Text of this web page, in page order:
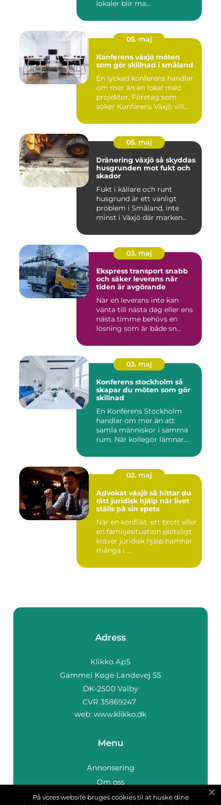
lokaler blir ma...
05. maj
Konferens växjö möten
som gör skillnad i småland
En lyckad konferens handlar
om mer än en lokal med
projektor. Företag som
söker Konferens Växjö vill...
05. maj
Dränering växjö så skyddas
husgrunden mot fukt och
skador
Fukt i källare och runt
husgrund är ett vanligt
problem i Småland, inte
minst i Växjö där marken
03. maj
Ekspress transport snabb
och säker leverans när
tiden är avgörande
När en leverans inte kan
vänta till nästa dag eller ens
nästa timme behövs en
lösning som är både sn...
03. maj
Konferens stockholm så
skapar du möten som gör
skillnad
En Konferens Stockholm
handlar om mer än att
samla människor i samma
rum. När kollegor lämnar
02. maj
Advokat växjö så hittar du
rätt juridisk hjälp när livet
ställs på sin spets
När en konflikt, ett brott eller
en familjesituation plötsligt
kräver juridisk hjälp hamnar
många i ...
Adress
web: www.klikko.dk
Menu
Annonsering
Om oss
Cookies
På vores website bruges cookies til at huske dine